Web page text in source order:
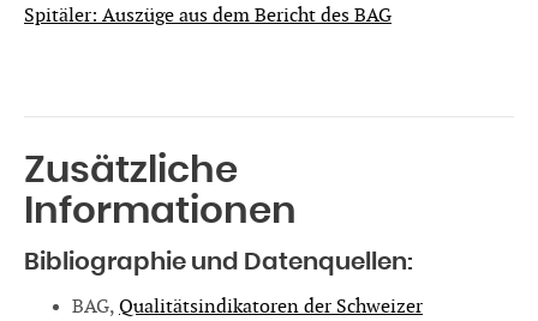
Spitäler: Auszüge aus dem Bericht des BAG
Zusätzliche
Informationen
Bibliographie und Datenquellen:
BAG, Qualitätsindikatoren der Schweizer